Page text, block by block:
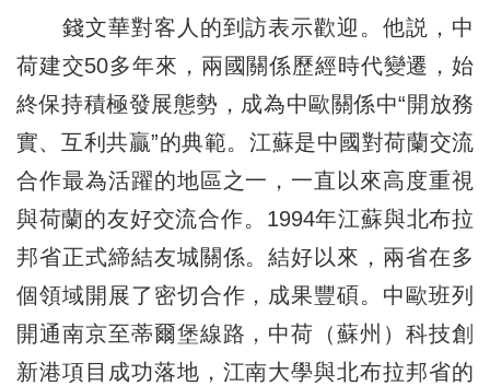
錢文華對客人的到訪表示歡迎。他説，中
荷建交50多年來，兩國關係歷經時代變遷，始
終保持積極發展態勢，成為中歐關係中“開放務
實、互利共贏”的典範。江蘇是中國對荷蘭交流
合作最為活躍的地區之一，一直以來高度重視
與荷蘭的友好交流合作。1994年江蘇與北布拉
邦省正式締結友城關係。結好以來，兩省在多
個領域開展了密切合作，成果豐碩。中歐班列
開通南京至蒂爾堡線路，中荷（蘇州）科技創
新港項目成功落地，江南大學與北布拉邦省的